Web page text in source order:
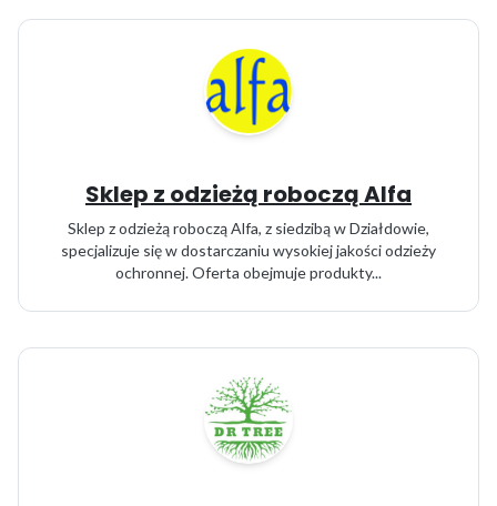
Sklep z odzieżą roboczą Alfa
Sklep z odzieżą roboczą Alfa, z siedzibą w Działdowie,
specjalizuje się w dostarczaniu wysokiej jakości odzieży
ochronnej. Oferta obejmuje produkty...